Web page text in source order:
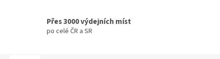
Přes 3000 výdejních míst
po celé ČR a SR